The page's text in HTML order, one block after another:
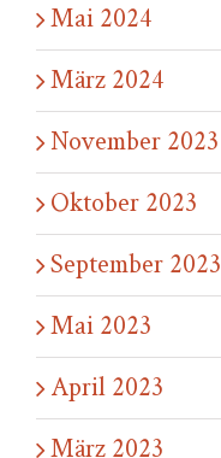
Mai 2024
März 2024
November 2023
Oktober 2023
September 2023
Mai 2023
April 2023
März 2023